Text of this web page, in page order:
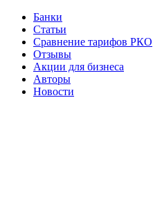
Банки
Статьи
Сравнение тарифов РКО
Отзывы
Акции для бизнеса
Авторы
Новости